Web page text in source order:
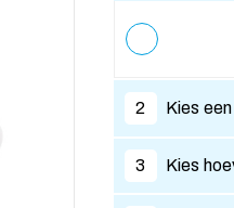
2 Kies
3 Kies